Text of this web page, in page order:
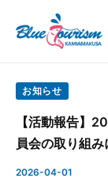
お知らせ
【活動報告】
員会の取り組
2026-04-01
navigation
索